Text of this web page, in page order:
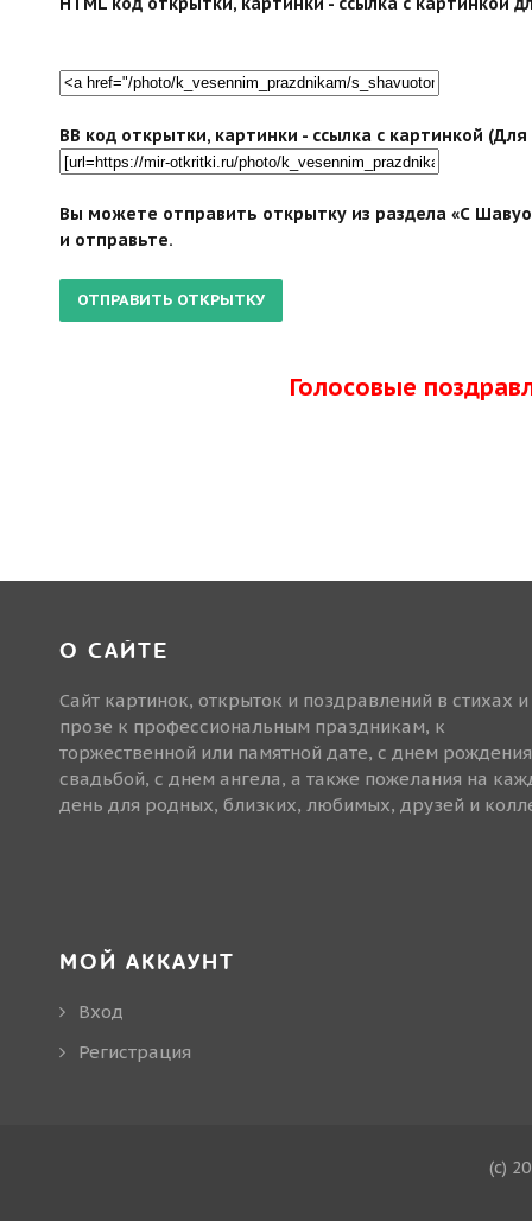
BB код открытки, картинки - ссылка с картинкой
Вы можете отправить открытку из раздела «С
и отправьте.
Голосовые
О САЙТЕ
Сайт картинок, открыток и поздравлений в стихах и
прозе к профессиональным праздникам, к
торжественной или памятной дате, с днем
свадьбой, с днем ангела, а также пожелания на
день для родных, близких, любимых, друзей и
МОЙ АККАУНТ
Вход
Регистрация
(c)